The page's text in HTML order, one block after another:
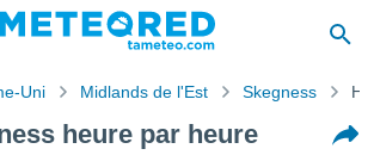
Uni Midlands de l'Est Skegness
heure par heure